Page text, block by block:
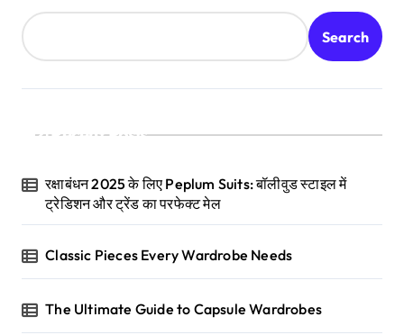
Search
Recent Posts
रक्षाबंधन 2025 के लिए Peplum Suits: बॉलीवुड स्टाइल में
ट्रेडिशन और ट्रेंड का परफेक्ट मेल
Classic Pieces Every Wardrobe Needs
The Ultimate Guide to Capsule Wardrobes